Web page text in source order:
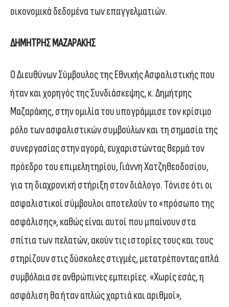
οικονομικά δεδομένα των επαγγελματιών.
ΔΗΜΗΤΡΗΣ ΜΑΖΑΡΑΚΗΣ
Ο Διευθύνων Σύμβουλος της Εθνικής Ασφαλιστικής που
ήταν και χορηγός της Συνδιάσκεψης, κ. Δημήτρης
Μαζαράκης, στην ομιλία του υπογράμμισε τον κρίσιμο
ρόλο των ασφαλιστικών συμβούλων και τη σημασία της
συνεργασίας στην αγορά, ευχαριστώντας θερμά τον
πρόεδρο του επιμελητηρίου, Γιάννη Χατζηθεοδοσίου,
για τη διαχρονική στήριξη στον διάλογο. Τόνισε ότι οι
ασφαλιστικοί σύμβουλοι αποτελούν το «πρόσωπο της
ασφάλισης», καθώς είναι αυτοί που μπαίνουν στα
σπίτια των πελατών, ακούν τις ιστορίες τους και τους
στηρίζουν στις δύσκολες στιγμές, μετατρέποντας απλά
συμβόλαια σε ανθρώπινες εμπειρίες. «Χωρίς εσάς, η
ασφάλιση θα ήταν απλώς χαρτιά και αριθμοί»,